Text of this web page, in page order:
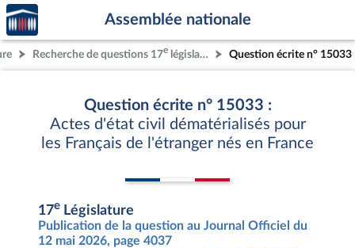
Aller au contenu
Aller en bas de la page
Accèder
à la
page
d'accueil
Assemblée nationale
Recherche de questions 17e législature Question écrite n° 15033
Question écrite n° 15033 :
Actes d'état civil dématérialisés pour
les Français de l'étranger nés en France
17e Législature
Publication de la question au Journal Officiel du
12 mai 2026, page 4037